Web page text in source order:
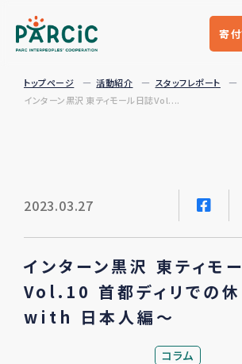
寄付
トップページ 活動紹介
スタッフレポート
インターン黒沢 東ティモール日誌Vol....
2023.03.27
インターン黒沢 東ティモ
Vol.10 首都ディリでの
with 日本人編～
コラム